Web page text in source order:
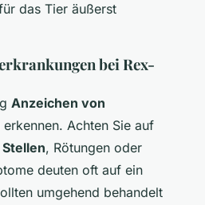
das Tier äußerst
bei Rex-
Anzeichen von
erkennen. Achten Sie auf
, Rötungen oder
deuten oft auf ein
umgehend behandelt